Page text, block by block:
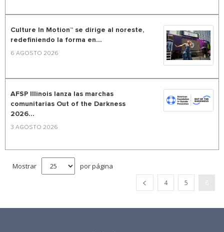
Culture In Motion™ se dirige al noreste,
redefiniendo la forma en...
6 AGOSTO 2026
AFSP Illinois lanza las marchas
comunitarias Out of the Darkness
2026...
3 AGOSTO 2026
Mostrar por página
4 5